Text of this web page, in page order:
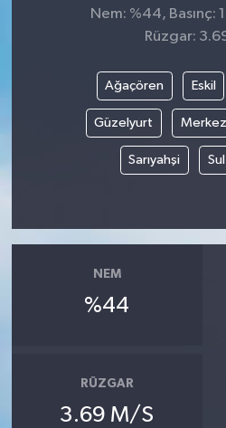
Nem: %44, Basınç:
Rüzgar:
Ağaçören Eskil
Güzelyurt Merkez
Sarıyahşi
NEM
%44
RÜZGAR
3.69 M/S